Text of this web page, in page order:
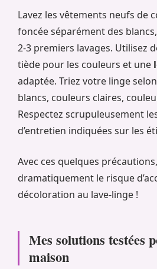
Lavez les vêtements neufs de
foncée séparément des
2-3 premiers lavages. Utilisez
tiède pour les couleurs et une
adaptée. Triez votre linge
blancs, couleurs claires,
Respectez scrupuleusement
d’entretien indiquées sur les
Avec ces quelques
dramatiquement le risque
décoloration au lave-linge !
Mes solutions testées
maison